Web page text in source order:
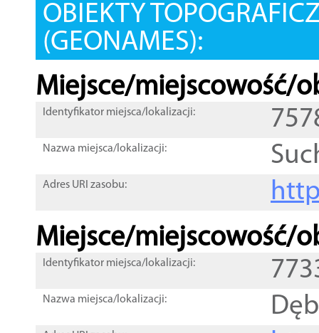
OBIEKTY
(GEONAMES):
Miejsce/miejscowość/
Identyfikator miejsca/lokalizacji:
Nazwa miejsca/lokalizacji:
Adres URI zasobu:
Miejsce/miejscowość/
Identyfikator miejsca/lokalizacji:
Nazwa miejsca/lokalizacji: